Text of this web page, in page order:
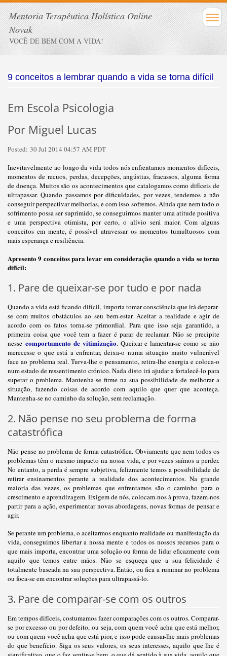
Mentoria Terapêutica Holística Online
Novak
VOCÊ DE BEM COM A VIDA!
9 conceitos a lembrar quando a vida se torna difícil
Em Escola Psicologia
Por Miguel Lucas
Posted: 30 Jul 2014 04:57 AM PDT
Inevitavelmente ao longo da vida todos nós enfrentamos momentos difíceis,
momentos de recuos, perdas, decepções, angústias, fracassos, alguma forma
de doença. Muitos são os acontecimentos que catalogamos como difíceis de
ultrapassar. Quando passamos por dificuldades, por vezes, tendemos a não
conseguir perspectivar melhorias, e com isso sofremos. Ainda que nem todo o
sofrimento possa ser suprimido, se conseguirmos manter uma atitude positiva
e uma perspectiva otimista, por certo, o alívio será maior. Com alguns
conceitos em mente, é possível atravessar os momentos tumultuosos com
mais esperança e resiliência.
Apresento 9 conceitos para levar em consideração quando a vida se torna
difícil:
1. Pare de queixar-se por tudo e por nada
Quando a vida está ficando difícil, importa tomar consciência que irá deparar-
se com muitos obstáculos ao seu bem-estar. Aceitar a realidade e agir de
acordo com os fatos torna-se primordial. Para que isso seja garantido, a
primeira coisa que você tem a fazer é parar de reclamar. Não se precipite
nesse comportamento de vitimização. Queixar e lamentar-se como se não
merecesse o que está a enfrentar, deixa-o numa situação muito vulnerável
face ao problema real. Turva-lhe o pensamento, retira-lhe energia e coloca-o
num estado de ressentimento crónico. Nada disto irá ajudar a fortalecê-lo para
superar o problema. Mantenha-se firme na sua possibilidade de melhorar a
situação, fazendo coisas de acordo com aquilo que quer que aconteça.
Mantenha-se no caminho da solução, sem reclamação.
2. Não pense no seu problema de forma
catastrófica
Não pense no problema de forma catastrófica. Obviamente que nem todos os
problemas têm o mesmo impacto na nossa vida, e por vezes saímos a perder.
No entanto, a perda é sempre subjetiva, felizmente temos a possibilidade de
retirar ensinamentos perante a realidade dos acontecimentos. Na grande
maioria das vezes, os problemas que enfrentamos são o caminho para o
crescimento e aprendizagem. Exigem de nós, colocam-nos à prova, fazem-nos
partir para a ação, experimentar novas abordagens, novas formas de pensar e
agir.
Se perante um problema, o aceitarmos enquanto realidade ou manifestação da
vida, conseguimos libertar a nossa mente e todos os nossos recursos para o
que mais importa, encontrar uma solução ou forma de lidar eficazmente com
aquilo que temos entre mãos. Não se esqueça que a sua felicidade é
totalmente baseada na sua perspectiva. Então, ou fica a ruminar no problema
ou foca-se em encontrar soluções para ultrapassá-lo.
3. Pare de comparar-se com os outros
Em tempos difíceis, costumamos fazer comparações com os outros. Comparar-
se por excesso ou por defeito, ou seja, com quem você acha que está melhor,
ou com quem você acha que está pior, e isso pode causar-lhe mais problemas
do que benefício. Siga os seus valores, os seus interesses, aquilo que lhe é